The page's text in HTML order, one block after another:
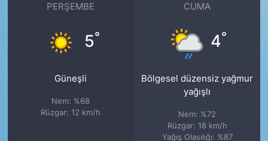
PERŞEMBE
5°
Güneşli
Nem: %68
Rüzgar: 12 km/h
CUMA
4°
Bölgesel düzensiz yağmur
yağışlı
Nem: %72
Rüzgar: 18 km/h
Yağış Olasılığı: %87